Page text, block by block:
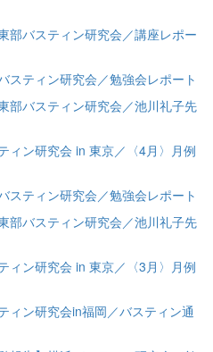
部バスティン研究会／講座レポー
スティン研究会／勉強会レポート
部バスティン研究会／池川礼子先
ィン研究会 in 東京／〈4月〉月例
スティン研究会／勉強会レポート
部バスティン研究会／池川礼子先
ィン研究会 in 東京／〈3月〉月例
ィン研究会in福岡／バスティン通